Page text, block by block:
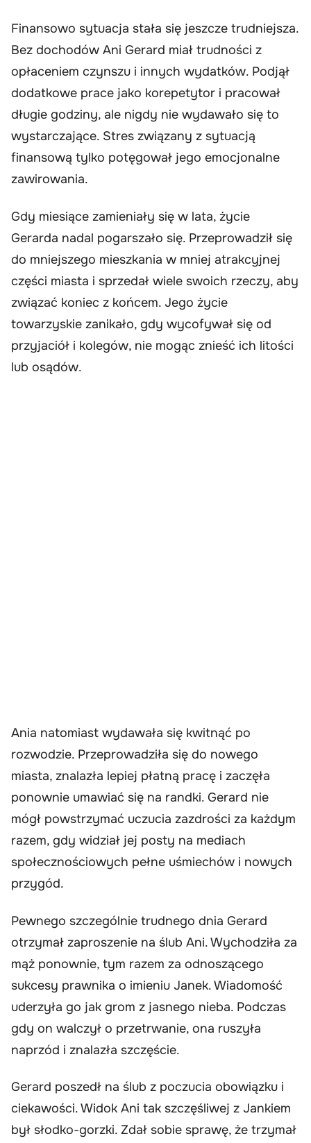
Finansowo sytuacja stała się jeszcze trudniejsza.
Bez dochodów Ani Gerard miał trudności z
opłaceniem czynszu i innych wydatków. Podjął
dodatkowe prace jako korepetytor i pracował
długie godziny, ale nigdy nie wydawało się to
wystarczające. Stres związany z sytuacją
finansową tylko potęgował jego emocjonalne
zawirowania.
Gdy miesiące zamieniały się w lata, życie
Gerarda nadal pogarszało się. Przeprowadził się
do mniejszego mieszkania w mniej atrakcyjnej
części miasta i sprzedał wiele swoich rzeczy, aby
związać koniec z końcem. Jego życie
towarzyskie zanikało, gdy wycofywał się od
przyjaciół i kolegów, nie mogąc znieść ich litości
lub osądów.
Ania natomiast wydawała się kwitnąć po
rozwodzie. Przeprowadziła się do nowego
miasta, znalazła lepiej płatną pracę i zaczęła
ponownie umawiać się na randki. Gerard nie
mógł powstrzymać uczucia zazdrości za każdym
razem, gdy widział jej posty na mediach
społecznościowych pełne uśmiechów i nowych
przygód.
Pewnego szczególnie trudnego dnia Gerard
otrzymał zaproszenie na ślub Ani. Wychodziła za
mąż ponownie, tym razem za odnoszącego
sukcesy prawnika o imieniu Janek. Wiadomość
uderzyła go jak grom z jasnego nieba. Podczas
gdy on walczył o przetrwanie, ona ruszyła
naprzód i znalazła szczęście.
Gerard poszedł na ślub z poczucia obowiązku i
ciekawości. Widok Ani tak szczęśliwej z Jankiem
był słodko-gorzki. Zdał sobie sprawę, że trzymał